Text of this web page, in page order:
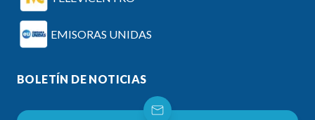
EMISORAS UNIDAS
BOLETÍN DE NOTICIAS